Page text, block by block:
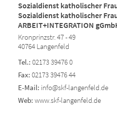
Sozialdienst katholischer
Sozialdienst katholischer
ARBEIT+INTEGRATION
Kronprinzstr. 47 - 49
40764 Langenfeld
Tel.: 02173 39476 0
Fax: 02173 39476 44
E-Mail: info@skf-langenfeld.de
Web: www.skf-langenfeld.de